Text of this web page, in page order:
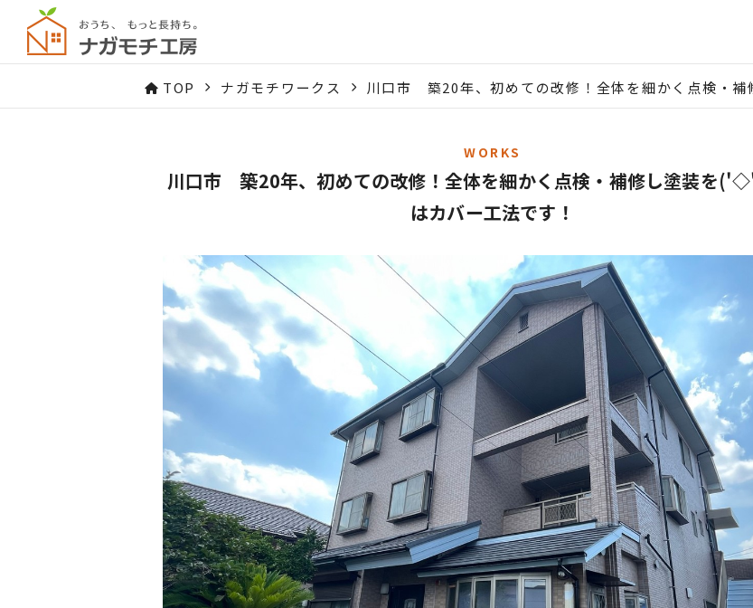
TOP ナガモチワークス 川口市 築20年、初めての改修！全体を細かく点検・補
WORKS
川口市 築20年、初めての改修！全体を細かく点検・補修し塗装を
はカバー工法です！